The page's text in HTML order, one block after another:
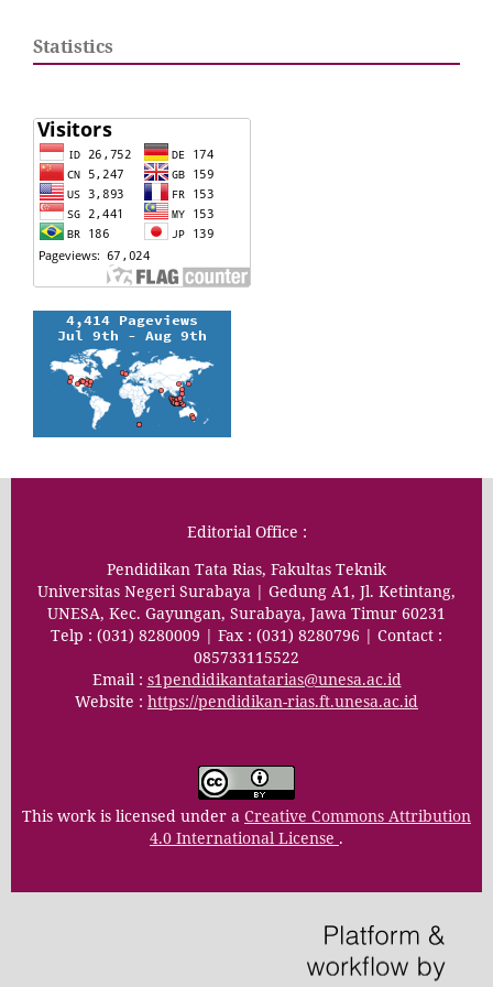
Statistics
Editorial Office :
Pendidikan Tata Rias, Fakultas Teknik
Universitas Negeri Surabaya | Gedung A1, Jl. Ketintang,
UNESA, Kec. Gayungan, Surabaya, Jawa Timur 60231
Telp : (031) 8280009 | Fax : (031) 8280796 | Contact :
085733115522
Email : s1pendidikantatarias@unesa.ac.id
Website : https://pendidikan-rias.ft.unesa.ac.id
This work is licensed under a Creative Commons Attribution
4.0 International License .